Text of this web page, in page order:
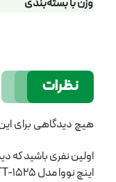
نظرات
هیچ دیدگاهی برای
اینچ نووا مدل NTT-1525”